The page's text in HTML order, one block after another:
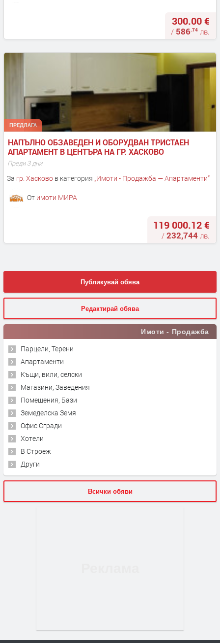
300.00 €
/ 586.74 лв.
ПРЕДЛАГА
НАПЪЛНО ОБЗАВЕДЕН И ОБОРУДВАН ТРИСТАЕН
АПАРТАМЕНТ В ЦЕНТЪРА НА ГР. ХАСКОВО
Преди 3 дни
За гр. Хасковов категория „Имоти - Продажба — Апартаменти“
От имоти МИРА
119 000.12 €
/232,744 лв.
Публикувай обява
Редактирай обява
Имоти - Продажба
Парцели, Терени
Апартаменти
Къщи, вили, селски
Магазини, Заведения
Помещения, Бази
Земеделска Земя
Офис Сгради
Хотели
В Строеж
Други
Всички обяви